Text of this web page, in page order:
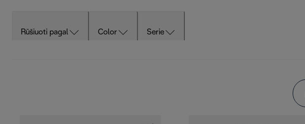
Rūšiuoti pagal Color Serie